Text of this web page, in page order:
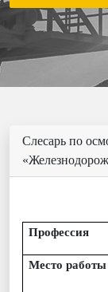
Слесарь по
Профессия
Место работы